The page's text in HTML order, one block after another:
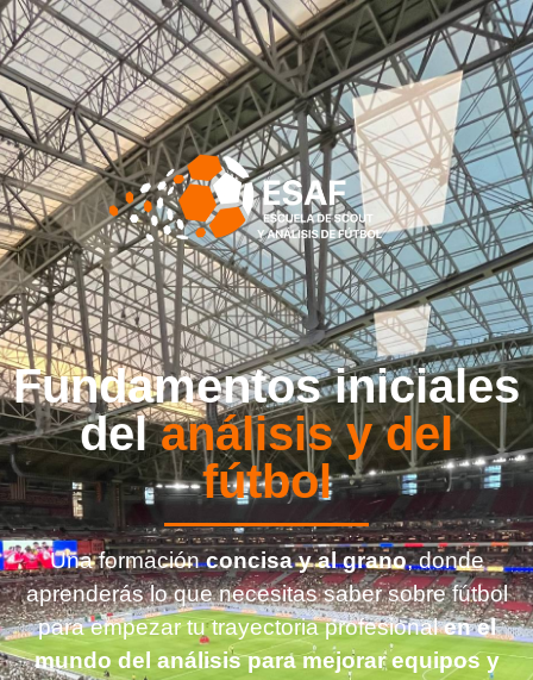
Fundamentos iniciales
delanálisis y del
fútbol
Una formaciónconcisa y al grano, donde
aprenderás lo que necesitas saber sobre fútbol
para empezar tu trayectoria profesionalen el
mundo del análisis para mejorar equipos y